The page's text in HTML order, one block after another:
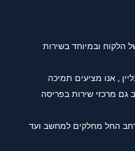
ובמיוחד בשירות
, אנו מציעים תמיכה
גם מרכזי שירות בפריסה
החל מחלקים למחשב ועד